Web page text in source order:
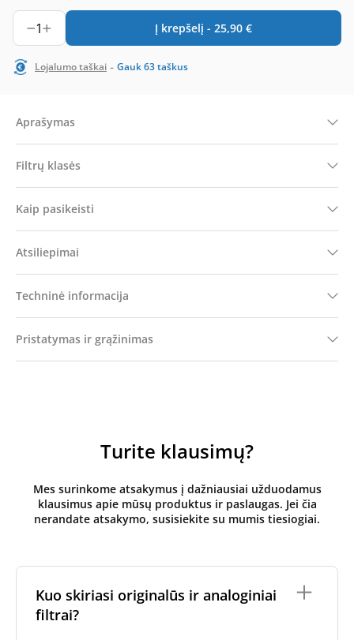
1 Į krepšelį - 25,90 €
Lojalumo taškai - Gauk63taškus
Aprašymas
Filtrų klasės
Kaip pasikeisti
Atsiliepimai
Techninė informacija
Pristatymas ir grąžinimas
Turite klausimų?
Mes surinkome atsakymus į dažniausiai užduodamus
klausimus apie mūsų produktus ir paslaugas. Jei čia
nerandate atsakymo, susisiekite su mumis tiesiogiai.
Kuo skiriasi originalūs ir analoginiai
filtrai?